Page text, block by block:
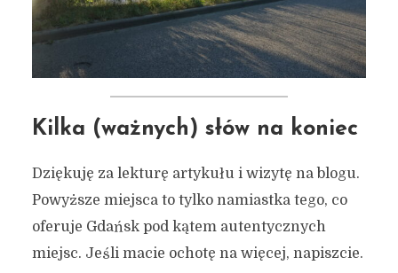
Kilka (ważnych) słów na koniec
Dziękuję za lekturę artykułu i wizytę na blogu.
Powyższe miejsca to tylko namiastka tego, co
oferuje Gdańsk pod kątem autentycznych
miejsc. Jeśli macie ochotę na więcej, napiszcie.